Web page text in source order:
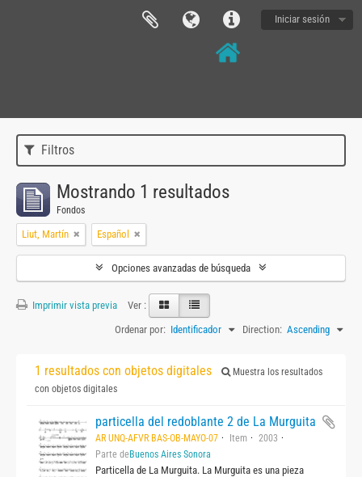
Iniciar sesión
Filtros
Mostrando 1 resultados
Fondos
Liut, Martín Español
Opciones avanzadas de búsqueda
Imprimir vista previa
Ver :
Ordenar por: Identificador Direction: Ascending
1 resultados con objetos digitales
Muestra los resultados
con objetos digitales
particella del redoblante 2 de La Murguita
AR UNQ-AFVR BAS-OB-MAYO-07 Item
2003
Parte de Buenos Aires Sonora
Particella de La Murguita. La Murguita es una pieza